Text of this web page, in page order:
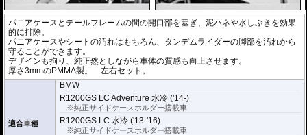
パニアケースとテールフレームの間の開口部を塞ぎ、泥ハネや水しぶきを効果
的に排除。
パニアケースやシートの汚れはもちろん、タンデムライダーの脚部を汚れから
守ることができます。
デザインも拘り、純正然としながら車体の質感も向上させます。
厚さ3mmのPMMA製。 左右セット。
適合車種
BMW
R1200GS LC Adventure 水冷 ('14-)
※純正サイドケースホルダー搭載車
R1200GS LC 水冷 ('13-'16)
※純正サイドケースホルダー搭載車